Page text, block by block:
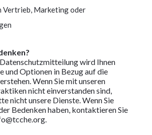
Vertrieb, Marketing oder
wird Ihnen
und Optionen in Bezug auf die
Wenn Sie mit unseren
nicht einverstanden sind,
nicht unsere Dienste. Wenn Sie
Bedenken haben, kontaktieren Sie
.